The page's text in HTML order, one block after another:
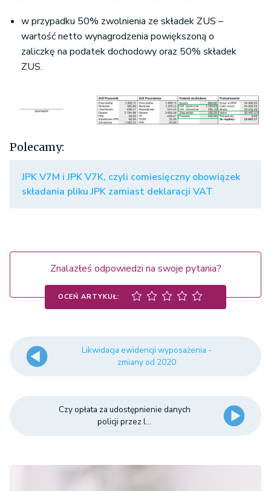
w przypadku 50% zwolnienia ze składek ZUS –
wartość netto wynagrodzenia powiększoną o
zaliczkę na podatek dochodowy oraz 50% składek
ZUS.
Polecamy:
JPK V7M i JPK V7K, czyli comiesięczny obowiązek
składania pliku JPK zamiast deklaracji VAT
Znalazłeś odpowiedzi na swoje pytania?
OCEŃ ARTYKUŁ:
Likwidacja ewidencji wyposażenia -
zmiany od 2020
Czy opłata za udostępnienie danych
policji przez l...